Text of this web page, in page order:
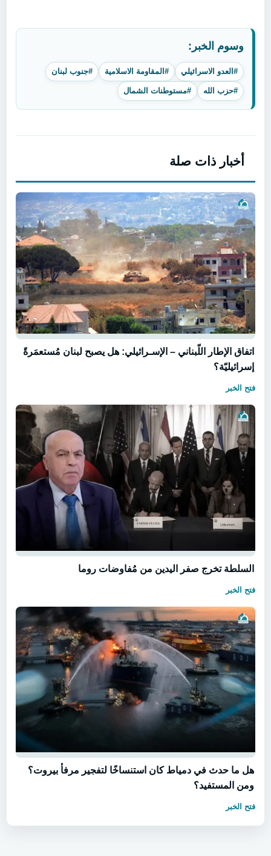
وسوم الخبر:
#العدو الاسرائيلي #المقاومة الاسلامية #جنوب لبنان
#حزب الله #مستوطنات الشمال
أخبار ذات صلة
اتفاق الإطار اللّبناني – الإسـرائيلي: هل يصبح لبنان مُستعمَرةً
إسرائيليّة؟
فتح الخبر
السلطة تخرج صفر اليدين من مُفاوضات روما
فتح الخبر
هل ما حدث في دمياط كان استنساخًا لتفجير مرفأ بيروت؟
ومن المستفيد؟
فتح الخبر